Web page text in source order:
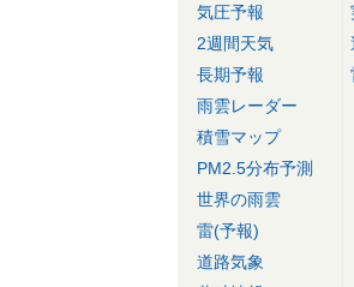
気圧予報
2週間天気
長期予報
雨雲レーダー
積雪マップ
PM2.5分布予測
世界の雨雲
雷(予報)
道路気象